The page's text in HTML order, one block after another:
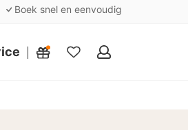
Boek snel en eenvoudig
Mijn